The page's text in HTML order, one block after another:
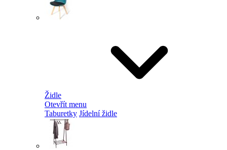
Židle
Otevřít menu
Taburetky Jídelní židle